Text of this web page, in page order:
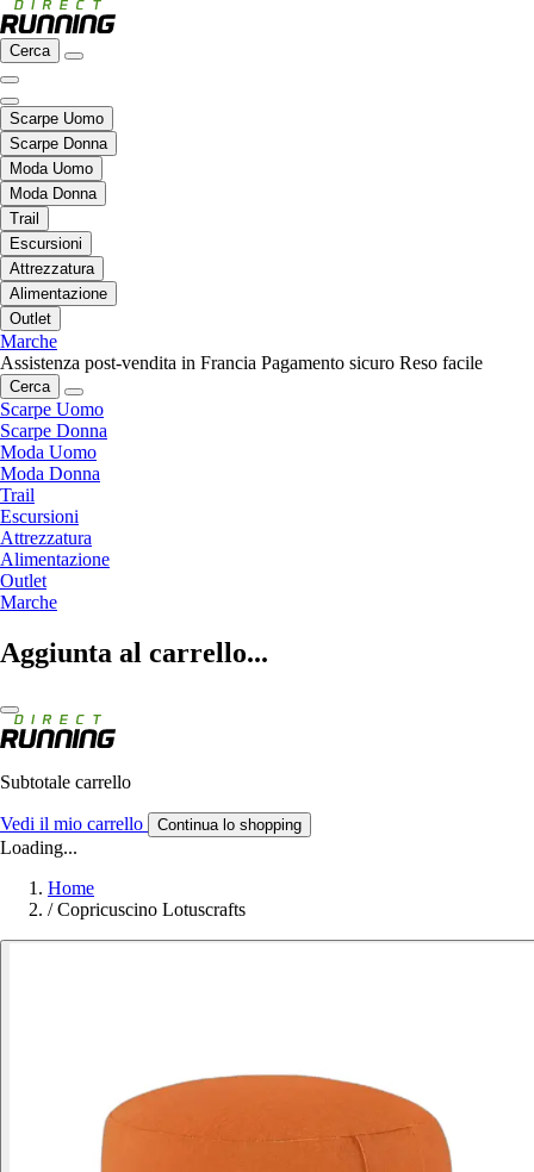
Cerca
Scarpe Uomo
Scarpe Donna
Moda Uomo
Moda Donna
Trail
Escursioni
Attrezzatura
Alimentazione
Outlet
Marche
Assistenza post-vendita in Francia Pagamento sicuro Reso facile
Cerca
Scarpe Uomo
Scarpe Donna
Moda Uomo
Moda Donna
Trail
Escursioni
Attrezzatura
Alimentazione
Outlet
Marche
Aggiunta al carrello...
Subtotale carrello
Vedi il mio carrello Continua lo shopping
Loading...
Home
/ Copricuscino Lotuscrafts